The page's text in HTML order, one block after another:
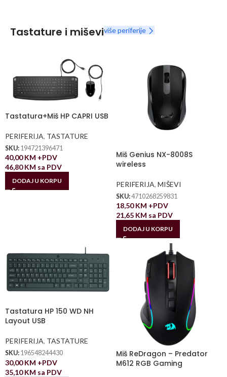
Tastature i miševiviše periferije
Tastatura+Miš HP CAPRI USB
PERIFERIJA, TASTATURE
SKU: 194721396471
40,00KM +PDV
46,80KM sa PDV
DODAJ U KORPU
Miš Genius NX-8008S
wireless
PERIFERIJA, MIŠEVI
SKU:4710268259831
18,50KM +PDV
21,65 KM sa PDV
DODAJ U KORPU
Tastatura HP 150 WD NH
Layout USB
PERIFERIJA, TASTATURE
SKU: 196548244430
30,00KM +PDV
35,10KM sa PDV
Miš ReDragon – Predator
M612 RGB Gaming